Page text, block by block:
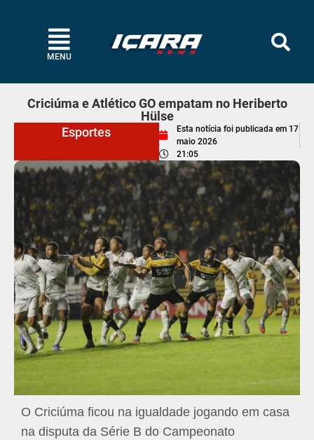
MENU
Criciúma e Atlético GO empatam no Heriberto
Hülse
Esportes
Esta notícia foi publicada em 17
maio 2026
21:05
O Criciúma ficou na igualdade jogando em casa
na disputa da Série B do Campeonato